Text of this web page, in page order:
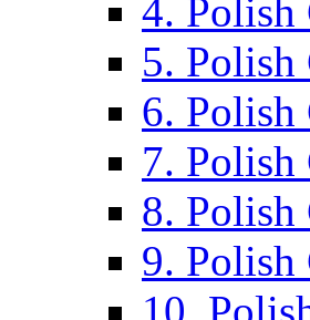
4. Polish
5.
6.
7.
8.
9. Polish
10.